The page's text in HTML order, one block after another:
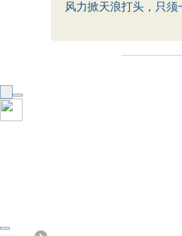
风力掀天浪打头，只须